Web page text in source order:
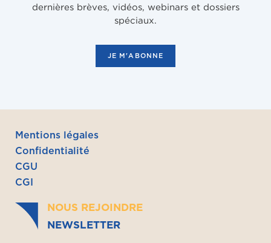
dernières brèves, vidéos, webinars et dossiers
spéciaux.
JE M'ABONNE
Mentions légales
Confidentialité
CGU
CGI
NOUS REJOINDRE
NEWSLETTER